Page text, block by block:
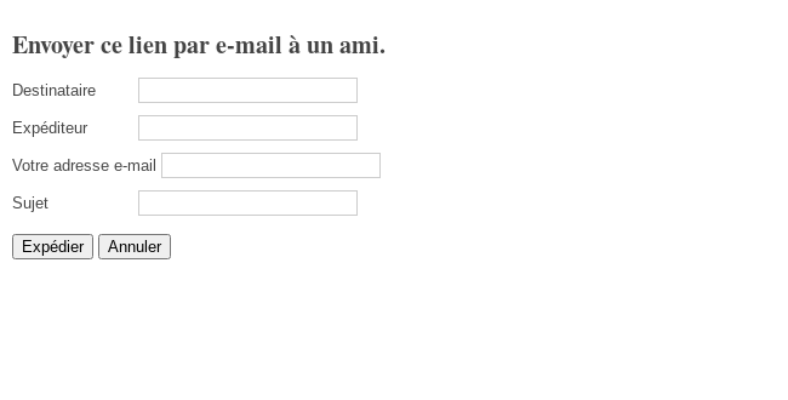
Envoyer ce lien par e-mail à un ami.
Destinataire
Expéditeur
Votre adresse e-mail
Sujet
Expédier Annuler